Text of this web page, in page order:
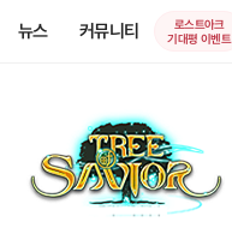
뉴스 커뮤니티
로스트아크
기대평 이벤트